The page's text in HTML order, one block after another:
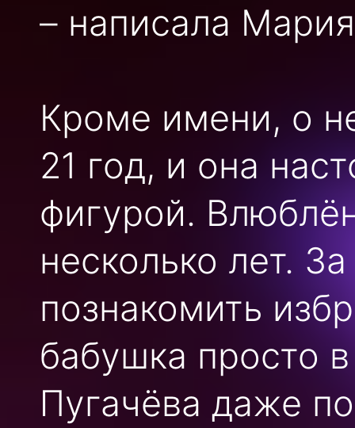
– написала
Кроме имени, о
21 год, и она
фигурой.
несколько лет.
познакомить
бабушка просто
Пугачёва даже